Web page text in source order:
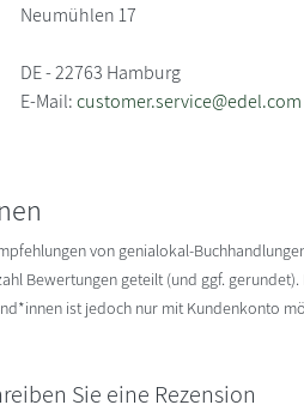
Neumühlen 17
DE - 22763 Hamburg
E-Mail:customer.service@edel.com
von genialokal-
Bewertungen geteilt (und ggf.
ist jedoch nur mit Kundenkonto
Sie eine Rezension